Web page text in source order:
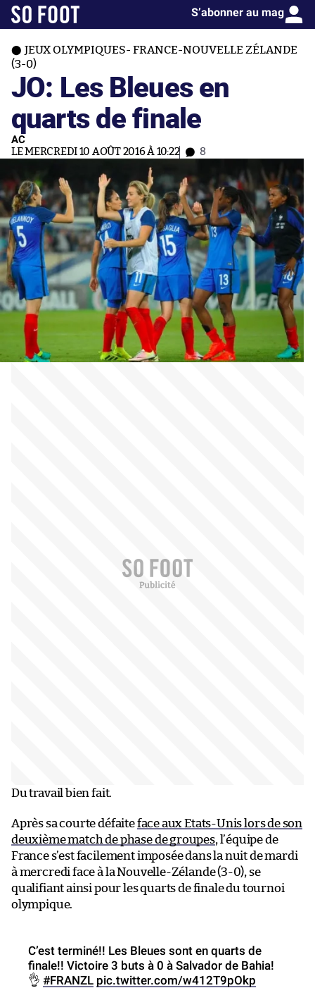
S’abonner au mag
JEUX OLYMPIQUES- FRANCE-NOUVELLE ZÉLANDE
(3-0)
JO: Les Bleues en
quarts de finale
AC
LE MERCREDI 10 AOÛT 2016 À 10:22 8
Du travail bien fait.
Après sa courte défaiteface aux Etats-Unis lors de son
deuxième match de phase de groupes, l’équipe de
France s’est facilement imposée dans la nuit de mardi
à mercredi face à la Nouvelle-Zélande (3-0), se
qualifiant ainsi pour les quarts de finale du tournoi
olympique.
C’est terminé!! Les Bleues sont en quarts de
finale!! Victoire 3 buts à 0 à Salvador de Bahia!
👌 #FRANZL pic.twitter.com/w412T9pOkp